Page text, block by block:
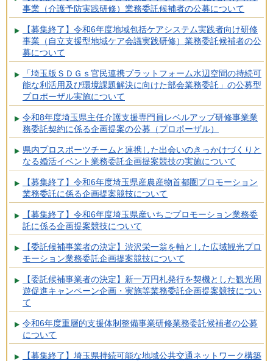
事業（介護予防実践研修）業務委託候補者の公募について
【募集終了】令和6年度地域包括ケアシステム実践者向け研修
事業（自立支援型地域ケア会議実践研修）業務委託候補者の公
募について
「埼玉版ＳＤＧｓ官民連携プラットフォーム水辺空間の持続可
能な利活用及び環境課題解決に向けた部会業務委託」の公募型
プロポーザル実施について
令和8年度埼玉県主任介護支援専門員レベルアップ研修事業業
務委託契約に係る企画提案の公募（プロポーザル）
県内プロスポーツチームと連携した出会いのきっかけづくりと
なる婚活イベント業務委託企画提案競技の実施について
【募集終了】令和6年度埼玉県産農産物首都圏プロモーション
業務委託に係る企画提案競技について
【募集終了】令和6年度埼玉県産いちごプロモーション業務委
託に係る企画提案競技について
【委託候補事業者の決定】渋沢栄一翁を軸とした広域観光プロ
モーション業務委託企画提案競技について
【委託候補事業者の決定】新一万円札発行を契機とした観光周
遊促進キャンペーン企画・実施等業務委託企画提案競技につい
て
令和6年度重層的支援体制整備事業研修業務委託候補者の公募
について
【募集終了】埼玉県持続可能な地域公共交通ネットワーク構築